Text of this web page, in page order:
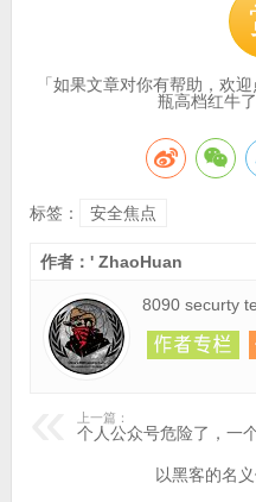
「如果文章对你有帮助，欢
瓶高档红牛
标签： 安全焦点
作者：' ZhaoHuan
8090 securty
上一篇：
个人公众号危险了，一
以黑客的名